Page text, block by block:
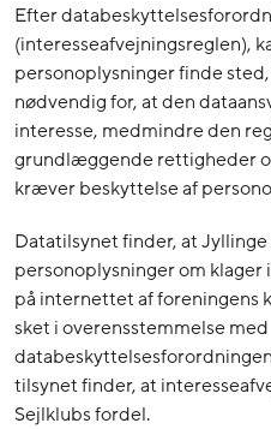
Efter
(interesseafvejningsreglen),
personoplysninger finde
nødvendig for, at den
interesse, medmindre den
grundlæggende rettigheder
kræver beskyttelse af
Datatilsynet finder, at
personoplysninger om
på internettet af foreningens
sket i overensstemmelse med
tilsynet finder, at
Sejlklubs fordel.